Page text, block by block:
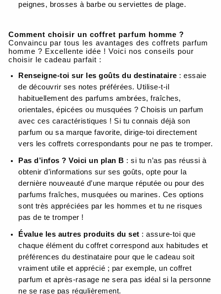
peignes, brosses à barbe ou serviettes de plage.
Comment choisir un coffret parfum homme ?
Convaincu par tous les avantages des coffrets parfum
homme ? Excellente idée ! Voici nos conseils pour
choisir le cadeau parfait :
Renseigne-toi sur les goûts du destinataire : essaie
de découvrir ses notes préférées. Utilise-t-il
habituellement des parfums ambrées, fraîches,
orientales, épicées ou musquées ? Choisis un parfum
avec ces caractéristiques ! Si tu connais déjà son
parfum ou sa marque favorite, dirige-toi directement
vers les coffrets correspondants pour ne pas te tromper.
Pas d’infos ? Voici un plan B : si tu n’as pas réussi à
obtenir d’informations sur ses goûts, opte pour la
dernière nouveauté d’une marque réputée ou pour des
parfums fraîches, musquées ou marines. Ces options
sont très appréciées par les hommes et tu ne risques
pas de te tromper !
Évalue les autres produits du set : assure-toi que
chaque élément du coffret correspond aux habitudes et
préférences du destinataire pour que le cadeau soit
vraiment utile et apprécié ; par exemple, un coffret
parfum et après-rasage ne sera pas idéal si la personne
ne se rase pas régulièrement.